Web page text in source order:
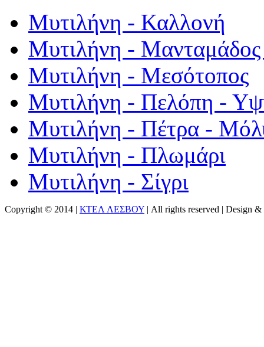
Μυτιλήνη - Καλλονή
Μυτιλήνη - Μανταμάδος
Μυτιλήνη - Μεσότοπος
Μυτιλήνη - Πελόπη -
Μυτιλήνη - Πέτρα -
Μυτιλήνη - Πλωμάρι
Μυτιλήνη - Σίγρι
Copyright © 2014 | ΚΤΕΛ ΛΕΣΒΟΥ | All rights reserved | Design &